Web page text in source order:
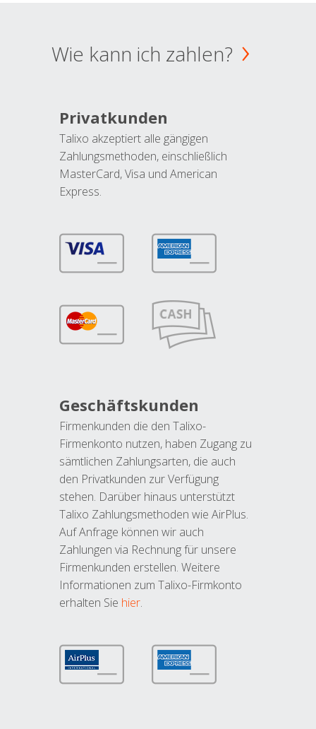
Wie kann ich zahlen?
Privatkunden
Talixo akzeptiert alle gängigen
Zahlungsmethoden, einschließlich
MasterCard, Visa und American
Express.
Geschäftskunden
Firmenkunden die den Talixo-
Firmenkonto nutzen, haben Zugang zu
sämtlichen Zahlungsarten, die auch
den Privatkunden zur Verfügung
stehen. Darüber hinaus unterstützt
Talixo Zahlungsmethoden wie AirPlus.
Auf Anfrage können wir auch
Zahlungen via Rechnung für unsere
Firmenkunden erstellen. Weitere
Informationen zum Talixo-Firmkonto
erhalten Sie hier.